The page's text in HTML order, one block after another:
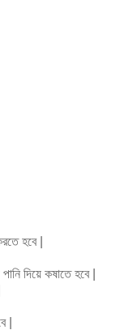
হবে |
দিয়ে কষাতে হবে |
|